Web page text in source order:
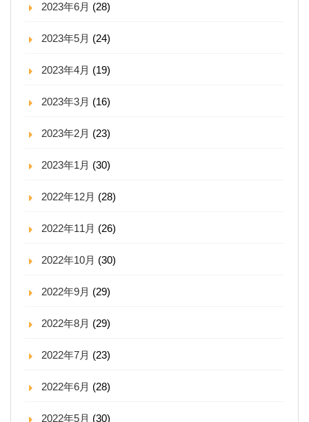
2023年6月 (28)
2023年5月 (24)
2023年4月 (19)
2023年3月 (16)
2023年2月 (23)
2023年1月 (30)
2022年12月 (28)
2022年11月 (26)
2022年10月 (30)
2022年9月 (29)
2022年8月 (29)
2022年7月 (23)
2022年6月 (28)
2022年5月 (30)